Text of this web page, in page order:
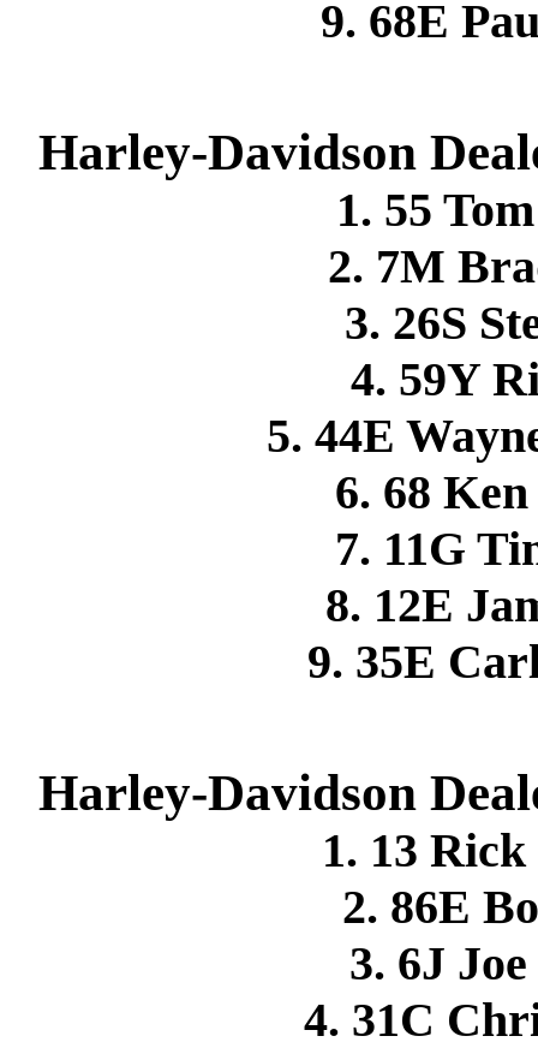
9. 68E
Harley-Davidson
1. 55
2. 7M
3. 26S
4. 59Y
5. 44E
6. 68
7. 11G
8. 12E
9. 35E
Harley-Davidson
1. 13
2. 86E
3. 6J
4. 31C